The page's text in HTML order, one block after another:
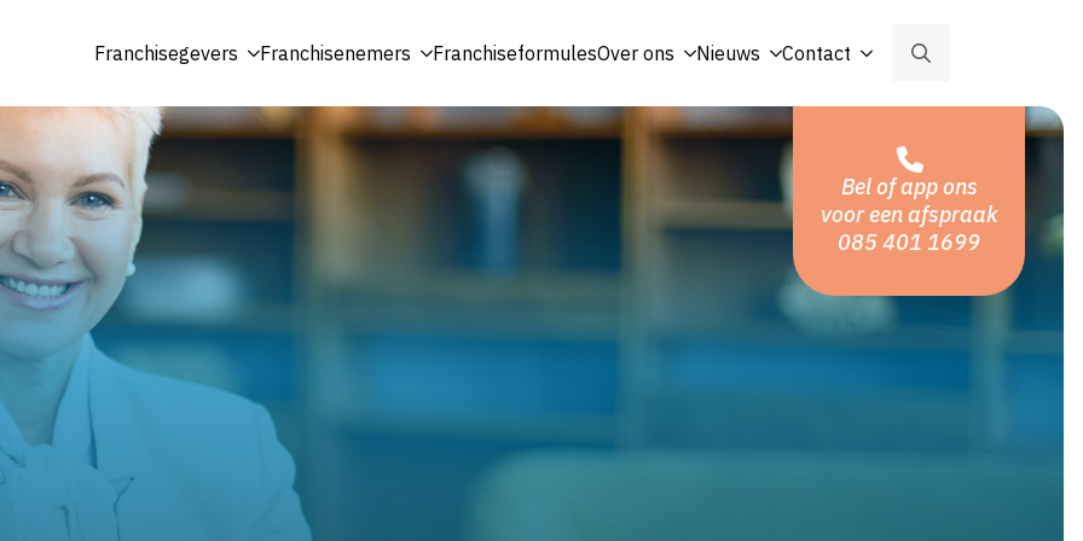
Franchisegevers Franchisenemers FranchiseformulesOver ons Nieuws Contact
Bel of app ons
voor een afspraak
085 401 1699